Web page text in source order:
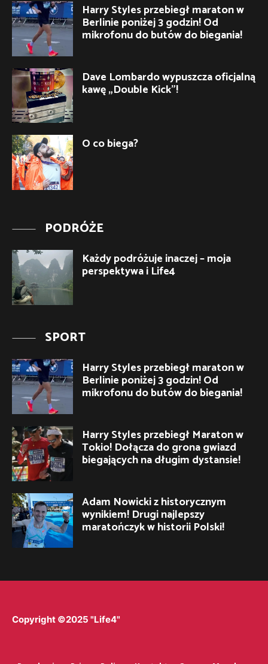
Harry Styles przebiegł maraton w
Berlinie poniżej 3 godzin! Od
mikrofonu do butów do biegania!
Dave Lombardo wypuszcza oficjalną
kawę „Double Kick”!
O co biega?
PODRÓŻE
Każdy podróżuje inaczej – moja
perspektywa i Life4
SPORT
Harry Styles przebiegł maraton w
Berlinie poniżej 3 godzin! Od
mikrofonu do butów do biegania!
Harry Styles przebiegł Maraton w
Tokio! Dołącza do grona gwiazd
biegających na długim dystansie!
Adam Nowicki z historycznym
wynikiem! Drugi najlepszy
maratończyk w historii Polski!
Copyright ©2025 "Life4"